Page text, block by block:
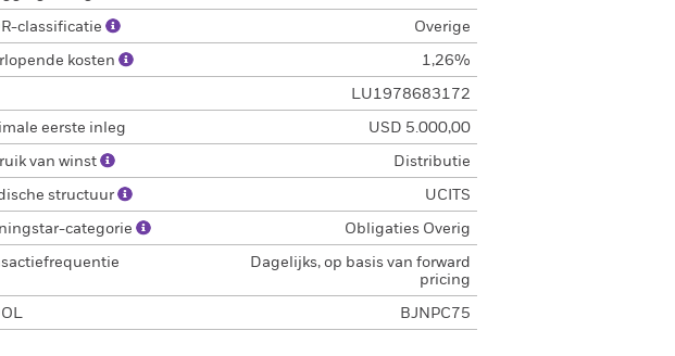
classificatie Overige
kosten 1,26%
LU1978683172
eerste inleg USD 5.000,00
van winst Distributie
structuur UCITS
categorie Obligaties Overig
Dagelijks, op basis van forward
pricing
BJNPC75